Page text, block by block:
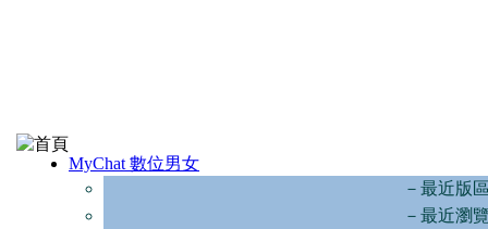
MyChat 數位男女
－最近版
－最近瀏